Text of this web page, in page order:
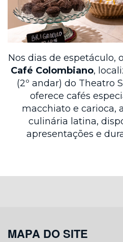
Nos dias de espetáculo,
Café Colombiano,
(2º andar) do Theatro
oferece cafés
macchiato e carioca,
culinária latina,
apresentações e
MAPA DO SITE